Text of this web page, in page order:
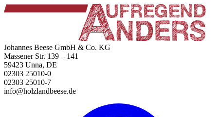
Johannes Beese GmbH & Co. KG
Massener Str. 139 – 141
59423 Unna, DE
02303 25010-0
02303 25010-7
info@holzlandbeese.de